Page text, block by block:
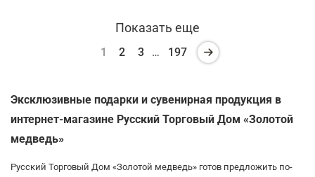
Показать еще
1 2 3 … 197
Эксклюзивные подарки и сувенирная продукция в
интернет-магазине Русский Торговый Дом «Золотой
медведь»
Русский Торговый Дом «Золотой медведь» готов предложить по-